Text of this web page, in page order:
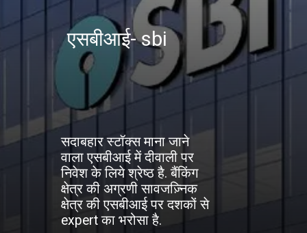
एसबीआई- sbi
सदाबहार स्टॉक्स माना जाने
वाला एसबीआई में दीवाली पर
निवेश के लिये श्रेष्ठ है. बैंकिंग
क्षेत्र की अग्रणी सावजज़्निक
क्षेत्र की एसबीआई पर दशकों से
expert का भरोसा है.